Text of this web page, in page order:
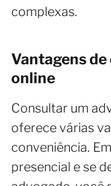
complexas.
Vantagens
online
Consultar um
oferece várias
conveniência.
presencial e se